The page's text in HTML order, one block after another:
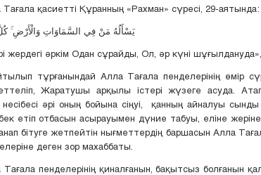
қасиетті Құранның «Рахман» сүресі, 29-аятында:
يَسْأَلُهُ مَنْ فِي السَّمَاوَاتِ وَالْأَرْضِ
жердегі әркім Одан сұрайды, Ол, әр күні
тұрғанындай Алла Тағала пенделерінің өмір
Жаратушы арқылы істері жүзеге асуда. Атап
әрі оның бойына сіңуі, қанның айналуы
етіп отбасын асырауымен дүние табуы, еліне
бітуге жетпейтін нығметтердің баршасын Алла
деген зор махаббаты.
Тағала пенделерінің қиналғанын, бақытсыз болғанын